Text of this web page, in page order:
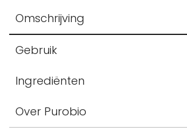
Omschrijving
Gebruik
Ingrediënten
Over Purobio